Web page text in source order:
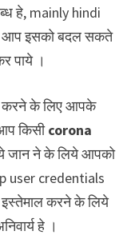
हे, mainly hindi
आप इसको बदल सकते
पाये ।
करने के लिए आपके
किसीcorona
जान ने के लिये आपको
user credentials
इस्तेमाल करने के लिये
हे ।